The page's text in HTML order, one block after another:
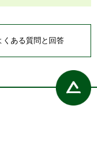
くある質問と回答